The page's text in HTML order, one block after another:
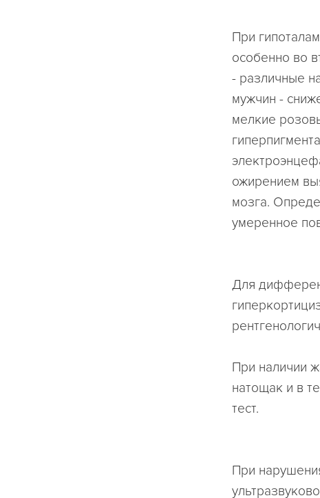
При
особенно во
- различные
мужчин -
мелкие
ожирением
мозга.
умеренное
Для
При наличии
натощак и в
тест.
При